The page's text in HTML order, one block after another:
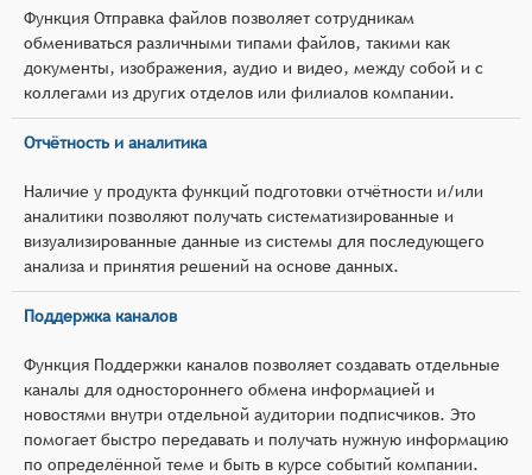
Функция Отправка файлов позволяет сотрудникам
обмениваться различными типами файлов, такими как
документы, изображения, аудио и видео, между собой и с
коллегами из других отделов или филиалов компании.
Отчётность и аналитика
Наличие у продукта функций подготовки отчётности и/или
аналитики позволяют получать систематизированные и
визуализированные данные из системы для последующего
анализа и принятия решений на основе данных.
Поддержка каналов
Функция Поддержки каналов позволяет создавать отдельные
каналы для одностороннего обмена информацией и
новостями внутри отдельной аудитории подписчиков. Это
помогает быстро передавать и получать нужную информацию
по определённой теме и быть в курсе событий компании.